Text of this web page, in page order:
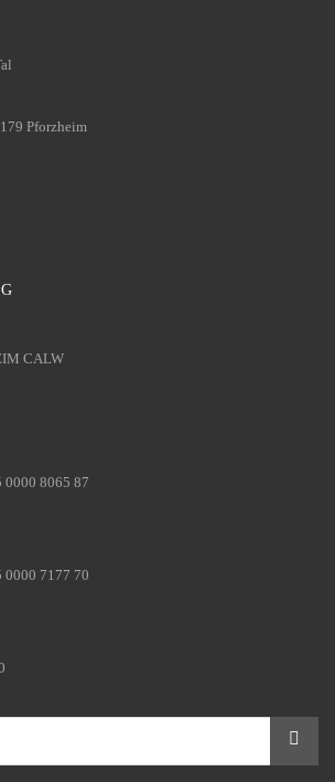
Pforzheim
CALW
0000 8065 87
0000 7177 70